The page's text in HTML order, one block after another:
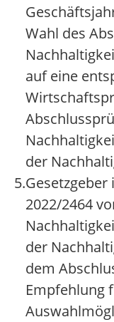
5.
Wahl des
auf eine
der
Gesetzgeber
2022/2464
der
dem
Empfehlung